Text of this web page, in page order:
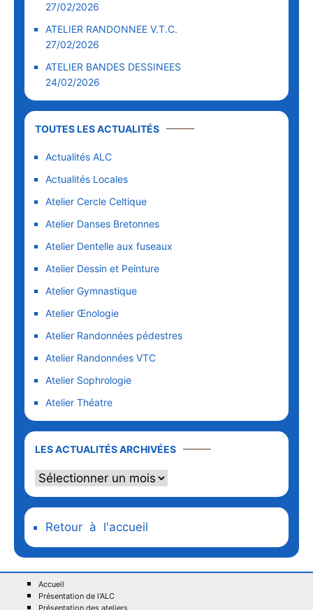
27/02/2026
ATELIER RANDONNEE V.T.C.
27/02/2026
ATELIER BANDES DESSINEES
24/02/2026
TOUTES LES ACTUALITÉS
Actualités ALC
Actualités Locales
Atelier Cercle Celtique
Atelier Danses Bretonnes
Atelier Dentelle aux fuseaux
Atelier Dessin et Peinture
Atelier Gymnastique
Atelier Œnologie
Atelier Randonnées pédestres
Atelier Randonnées VTC
Atelier Sophrologie
Atelier Théatre
LES ACTUALITÉS ARCHIVÉES
Retour à l'accueil
Accueil
Présentation de l'ALC
Présentation des ateliers